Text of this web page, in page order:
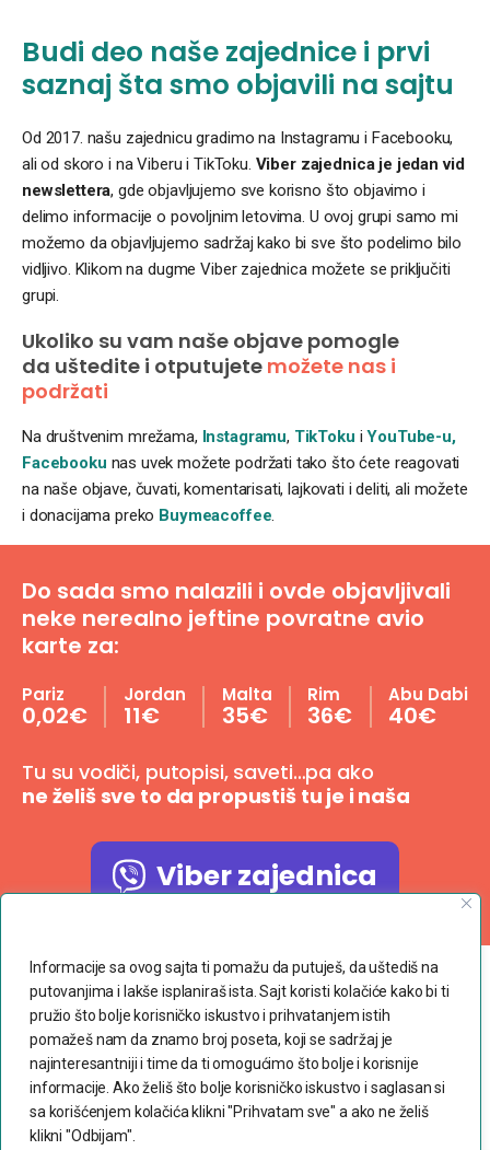
Informacije sa ovog sajta ti pomažu da putuješ, da uštediš na
putovanjima i lakše isplaniraš ista. Sajt koristi kolačiće kako bi ti
pružio što bolje korisničko iskustvo i prihvatanjem istih
pomažeš nam da znamo broj poseta, koji se sadržaj je
najinteresantniji i time da ti omogućimo što bolje i korisnije
informacije. Ako želiš što bolje korisničko iskustvo i saglasan si
sa korišćenjem kolačića klikni "Prihvatam sve" a ako ne želiš
klikni "Odbijam".
Budi deo naše zajednice i prvi
saznaj šta smo objavili na sajtu
Od 2017. našu zajednicu gradimo na Instagramu i Facebooku,
ali od skoro i na Viberu i TikToku. Viber zajednica je jedan vid
newslettera, gde objavljujemo sve korisno što objavimo i
delimo informacije o povoljnim letovima. U ovoj grupi samo mi
možemo da objavljujemo sadržaj kako bi sve što podelimo bilo
vidljivo. Klikom na dugme Viber zajednica možete se priključiti
grupi.
Ukoliko su vam naše objave pomogle
da uštedite i otputujete možete nas i
podržati
Na društvenim mrežama, Instagramu, TikToku iYouTube-u,
Facebooku nas uvek možete podržati tako što ćete reagovati
na naše objave, čuvati, komentarisati, lajkovati i deliti, ali možete
i donacijama preko Buymeacoffee.
Do sada smo nalazili i ovde objavljivali
neke nerealno jeftine povratne avio
karte za:
Pariz
0,02€
Jordan
11€
Malta
35€
Rim
36€
Abu Dabi
40€
Tu su vodiči, putopisi, saveti…pa ako
ne želiš sve to da propustiš tu je i naša
Viber zajednica
Copyright © 2023 dvaranca.com
Povoljne avio karte
Uslovi korišćenja